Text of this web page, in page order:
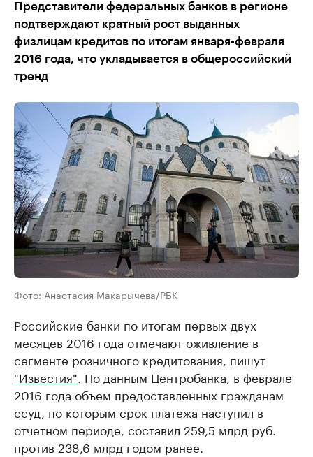
Представители федеральных банков в регионе
подтверждают кратный рост выданных
физлицам кредитов по итогам января-февраля
2016 года, что укладывается в общероссийский
тренд
Фото: Анастасия Макарычева/РБК
Российские банки по итогам первых двух
месяцев 2016 года отмечают оживление в
сегменте розничного кредитования, пишут
"Известия". По данным Центробанка, в феврале
2016 года объем предоставленных гражданам
ссуд, по которым срок платежа наступил в
отчетном периоде, составил 259,5 млрд руб.
против 238,6 млрд годом ранее.